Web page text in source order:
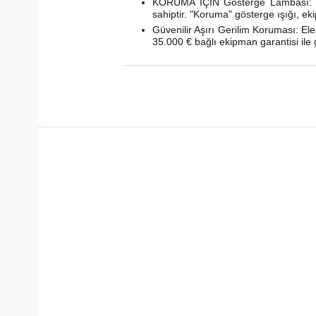
KORUMA İÇİN Gösterge
sahiptir. "Koruma" gösterge ışığı,
Güvenilir Aşırı Gerilim Koruması:
35.000 € bağlı ekipman garantisi ile